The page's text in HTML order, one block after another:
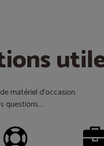
matériel d’occasion.
questions….